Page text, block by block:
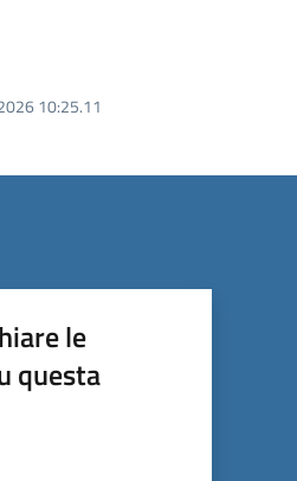
10:25.11
le
questa